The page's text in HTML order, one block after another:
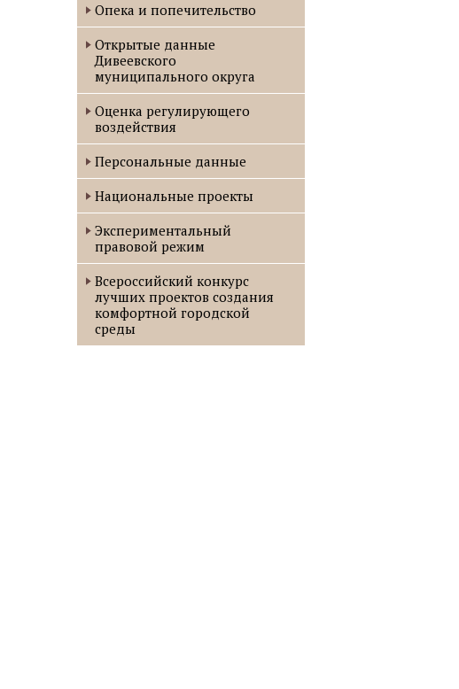
Опека и попечительство
Открытые данные
Дивеевского
муниципального округа
Оценка регулирующего
воздействия
Персональные данные
Национальные проекты
Экспериментальный
правовой режим
Всероссийский конкурс
лучших проектов создания
комфортной городской
среды